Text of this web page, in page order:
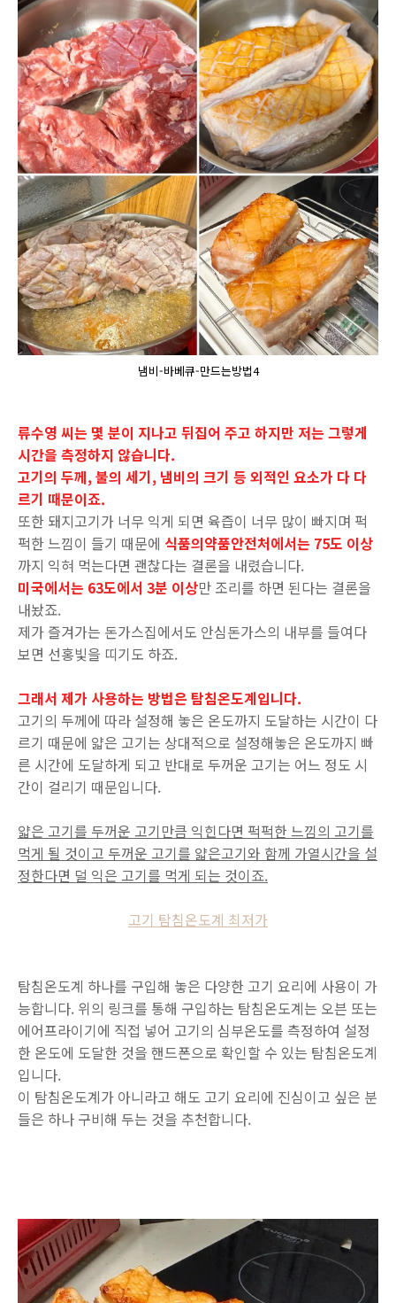
냄비-바베큐-만드는방법4
류수영 씨는 몇 분이 지나고 뒤집어 주고 하지만 저는 그렇게
시간을 측정하지 않습니다.
고기의 두께, 불의 세기, 냄비의 크기 등 외적인 요소가 다 다
르기 때문이죠.
또한 돼지고기가 너무 익게 되면 육즙이 너무 많이 빠지며 퍽
퍽한 느낌이 들기 때문에 식품의약품안전처에서는 75도 이상
까지 익혀 먹는다면 괜찮다는 결론을 내렸습니다.
미국에서는 63도에서 3분 이상만 조리를 하면 된다는 결론을
내놨죠.
제가 즐겨가는 돈가스집에서도 안심돈가스의 내부를 들여다
보면 선홍빛을 띠기도 하죠.
그래서 제가 사용하는 방법은 탐침온도계입니다.
고기의 두께에 따라 설정해 놓은 온도까지 도달하는 시간이 다
르기 때문에 얇은 고기는 상대적으로 설정해놓은 온도까지 빠
른 시간에 도달하게 되고 반대로 두꺼운 고기는 어느 정도 시
간이 걸리기 때문입니다.
얇은 고기를 두꺼운 고기만큼 익힌다면 퍽퍽한 느낌의 고기를
먹게 될 것이고 두꺼운 고기를 얇은고기와 함께 가열시간을 설
정한다면 덜 익은 고기를 먹게 되는 것이죠.
고기 탐침온도계 최저가
탐침온도계 하나를 구입해 놓은 다양한 고기 요리에 사용이 가
능합니다. 위의 링크를 통해 구입하는 탐침온도계는 오븐 또는
에어프라이기에 직접 넣어 고기의 심부온도를 측정하여 설정
한 온도에 도달한 것을 핸드폰으로 확인할 수 있는 탐침온도계
입니다.
이 탐침온도계가 아니라고 해도 고기 요리에 진심이고 싶은 분
들은 하나 구비해 두는 것을 추천합니다.